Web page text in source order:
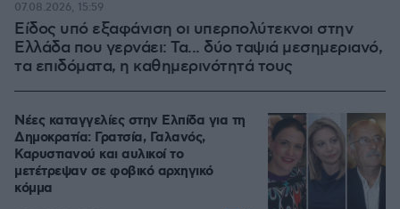
Είδος υπό εξαφάνιση οι υπερπολύτεκνοι στην
Ελλάδα που γερνάει: Τα... δύο ταψιά μεσημεριανό,
τα επιδόματα, η καθημερινότητά τους
07.08.2026, 15:59
Νέες καταγγελίες στην Ελπίδα για τη
Δημοκρατία: Γρατσία, Γαλανός,
Καρυστιανού και αυλικοί το
μετέτρεψαν σε φοβικό αρχηγικό
κόμμα